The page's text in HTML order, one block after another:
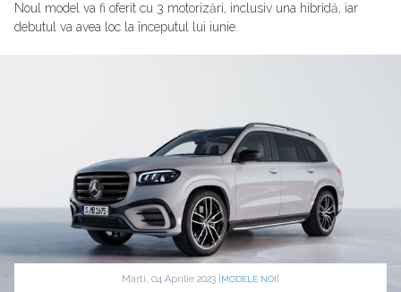
Noul model va fi oferit cu 3 motorizări, inclusiv una hibridă, iar
debutul va avea loc la începutul lui iunie.
Marti, 04 Aprilie 2023 | MODELE NOI